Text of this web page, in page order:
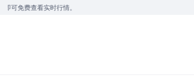
看实时行情。